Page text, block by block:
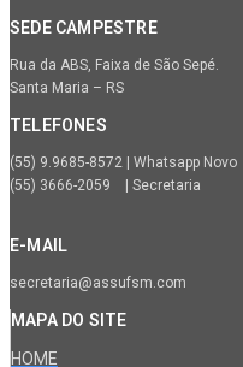
SEDE CAMPESTRE
Rua da ABS, Faixa de São Sepé.
Santa Maria – RS
TELEFONES
(55) 9.9685-8572 | Whatsapp Novo
(55) 3666-2059 | Secretaria
E-MAIL
secretaria@assufsm.com
MAPA DO SITE
HOME